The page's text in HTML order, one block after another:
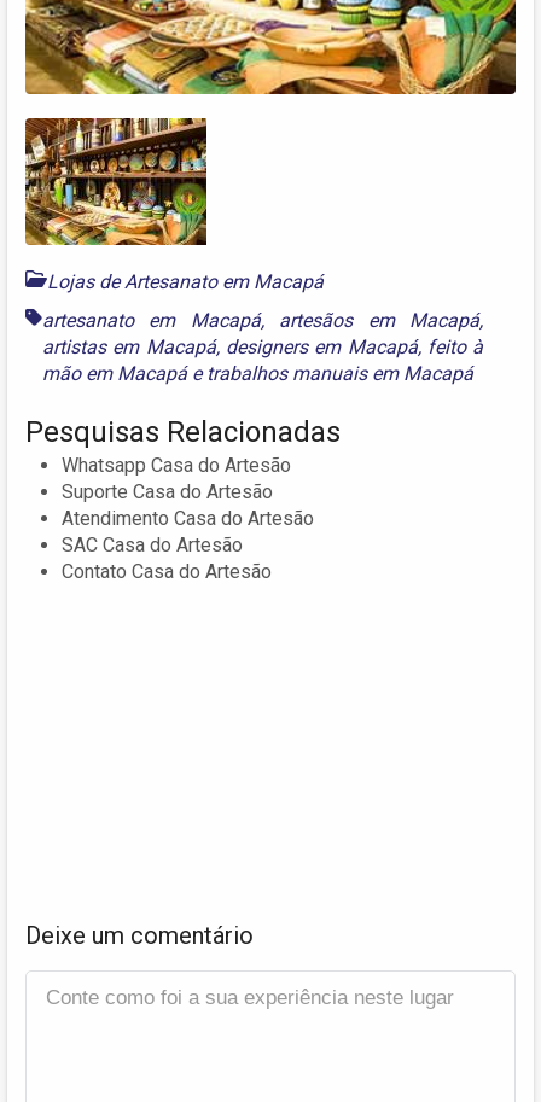
Lojas de Artesanato em Macapá
artesanato em Macapá, artesãos em Macapá,
artistas em Macapá, designers em Macapá, feito à
mão em Macapáe trabalhos manuais em Macapá
Pesquisas Relacionadas
Whatsapp Casa do Artesão
Suporte Casa do Artesão
Atendimento Casa do Artesão
SAC Casa do Artesão
Contato Casa do Artesão
Deixe um comentário